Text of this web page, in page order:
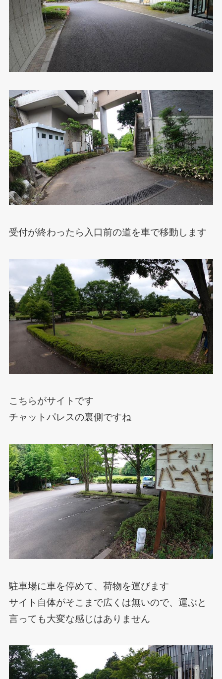
受付が終わったら入口前の道を車で移動します
こちらがサイトです
チャットパレスの裏側ですね
駐車場に車を停めて、荷物を運びます
サイト自体がそこまで広くは無いので、運ぶと
言っても大変な感じはありません